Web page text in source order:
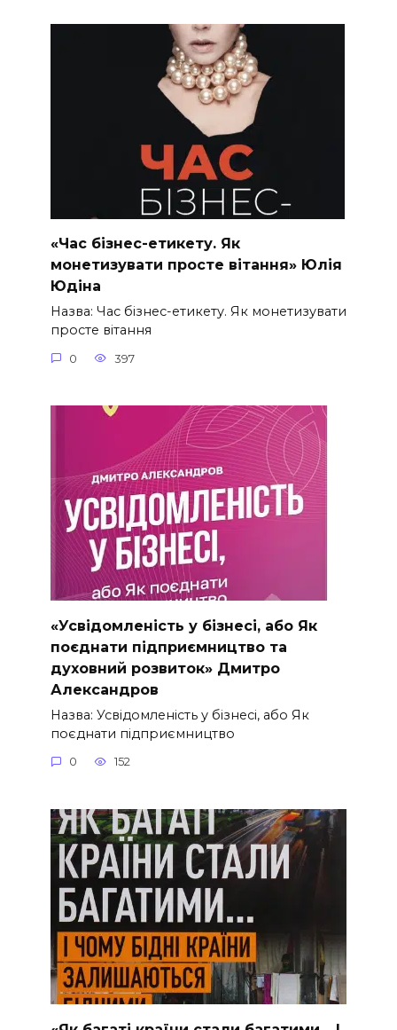
«Час бізнес-етикету. Як
монетизувати просте вітання» Юлія
Юдіна
Назва: Час бізнес-етикету. Як монетизувати
просте вітання
0 397
«Усвідомленість у бізнесі, або Як
поєднати підприємництво та
духовний розвиток» Дмитро
Александров
Назва: Усвідомленість у бізнесі, або Як
поєднати підприємництво
0 152